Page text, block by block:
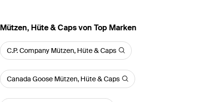
Mützen, Hüte & Caps von Top Marken
C.P. Company Mützen, Hüte & Caps
Canada Goose Mützen, Hüte & Caps